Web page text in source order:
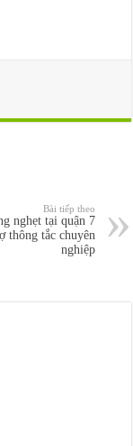
Bài tiếp theo
nghẹt tại quận 7
thông tắc chuyên
nghiệp